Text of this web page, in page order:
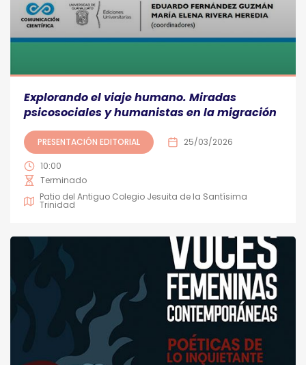
Explorando el viaje humano. Miradas
psicosociales y humanistas en la migración
PRESENTACIÓN EDITORIAL 25/03/2026
10:00
Terminado
Patio del Antiguo Colegio Jesuita de la Santísima
Trinidad